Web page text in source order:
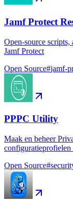
Jamf Protect
Open-source
Jamf Protect
Open Source#jamf-
PPPC Utility
Maak en beheer
configuratieprofielen
Open Source#